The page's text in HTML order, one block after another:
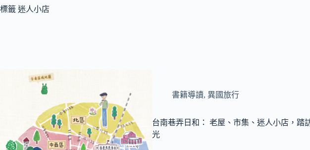
標籤 迷人小店
書籍導讀, 異國旅行
台南巷弄日和： 老屋、市集、迷人小店，踏
光